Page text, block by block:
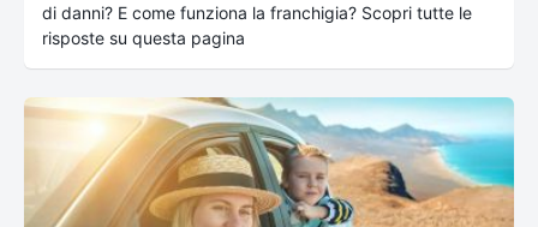
di danni? E come funziona la franchigia? Scopri tutte le
risposte su questa pagina